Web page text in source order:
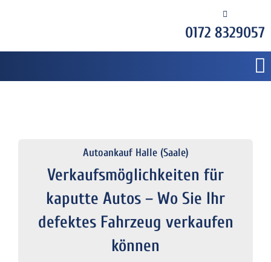
0172 8329057
Autoankauf Halle (Saale)
Verkaufsmöglichkeiten für
kaputte Autos – Wo Sie Ihr
defektes Fahrzeug verkaufen
können